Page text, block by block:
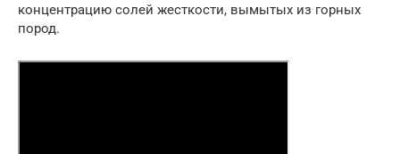
концентрацию солей жесткости, вымытых из горных
пород.